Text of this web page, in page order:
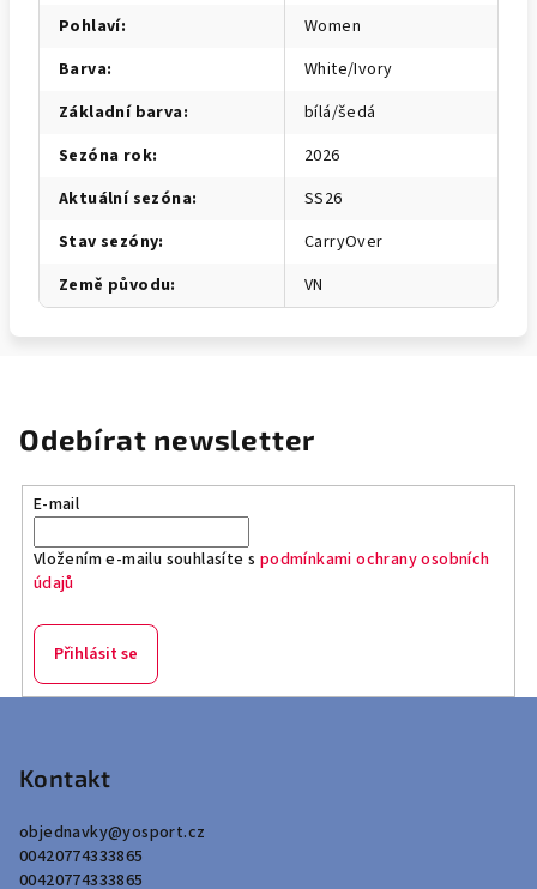
Pohlaví:
Women
Barva:
White/Ivory
Základní barva:
bílá/šedá
Sezóna rok:
2026
Aktuální sezóna:
SS26
Stav sezóny:
CarryOver
Země původu: VN
Odebírat newsletter
E-mail
Vložením e-mailu souhlasíte s podmínkami ochrany osobních
údajů
Přihlásit se
Kontakt
objednavky@yosport.cz
00420774333865
00420774333865